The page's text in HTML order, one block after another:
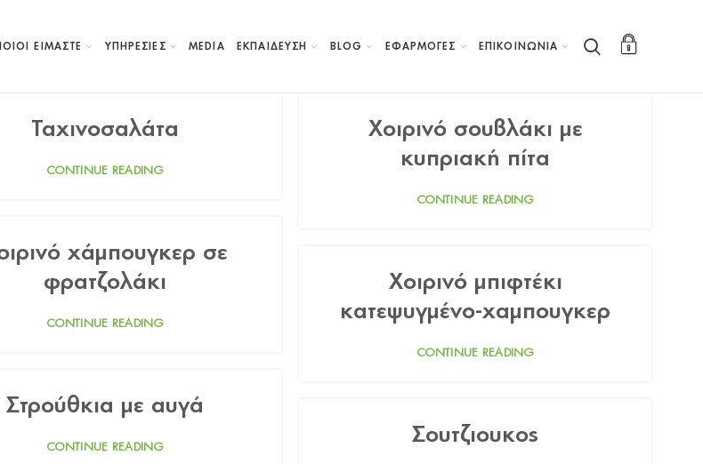
ΕΙΜΑΣΤΕ ΥΠΗΡΕΣΙΕΣ MEDIA ΕΚΠΑΊΔΕΥΣΗ BLOG ΕΦΑΡΜΟΓΕΣ ΕΠΙΚΟΙΝΩΝΙΑ
Ταχινοσαλάτα
CONTINUE READING
Χοιρινό σουβλάκι με
κυπριακή πίτα
CONTINUE READING
χάμπουγκερ σε
φρατζολάκι
CONTINUE READING
Χοιρινό μπιφτέκι
κατεψυγμένο-χαμπουγκερ
CONTINUE READING
Στρούθκια με αυγά
CONTINUE READING
Σουτζιουκος